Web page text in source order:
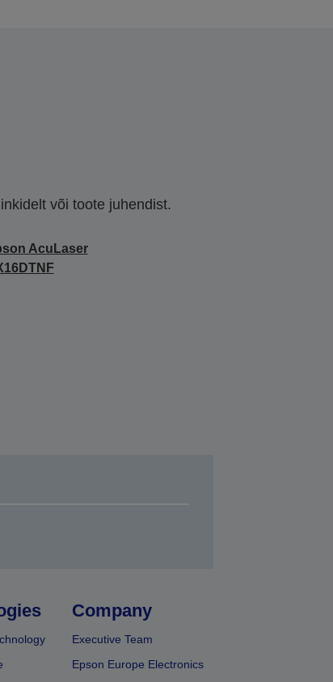
või toote juhendist.
AcuLaser
Company
Executive Team
Epson Europe Electronics